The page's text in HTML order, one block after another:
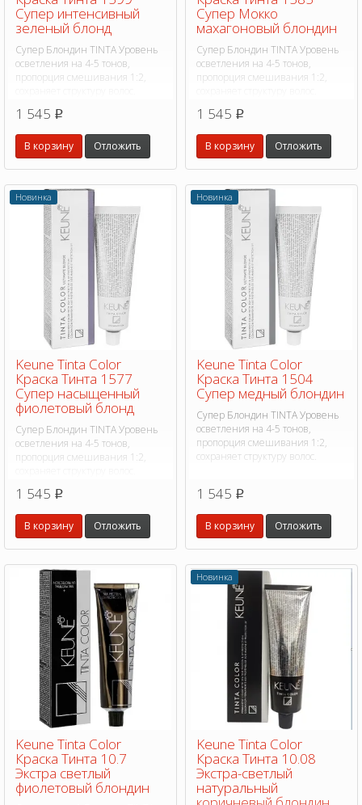
Супер интенсивный
зеленый блонд
Супер Блондин TINTA Уровень
осветления на 4-5 тонов,
пропорция смешивания 1:2,
1 545 p
В корзину Отложить
Супер Мокко
махагоновый блондин
Супер Блондин TINTA Уровень
осветления на 4-5 тонов,
пропорция смешивания 1:2,
1 545 p
В корзину Отложить
Новинка
Keune Tinta Color
Краска Тинта 1577
Супер насыщенный
фиолетовый блонд
Супер Блондин TINTA Уровень
осветления на 4-5 тонов,
пропорция смешивания 1:2,
1 545 p
В корзину Отложить
Новинка
Keune Tinta Color
Краска Тинта 1504
Супер медный блондин
Супер Блондин TINTA Уровень
осветления на 4-5 тонов,
пропорция смешивания 1:2,
сохраняет структуру волос.
1 545 p
В корзину Отложить
Keune Tinta Color
Краска Тинта 10.7
Экстра светлый
фиолетовый блондин
Новинка
Keune Tinta Color
Краска Тинта 10.08
Экстра-светлый
натуральный